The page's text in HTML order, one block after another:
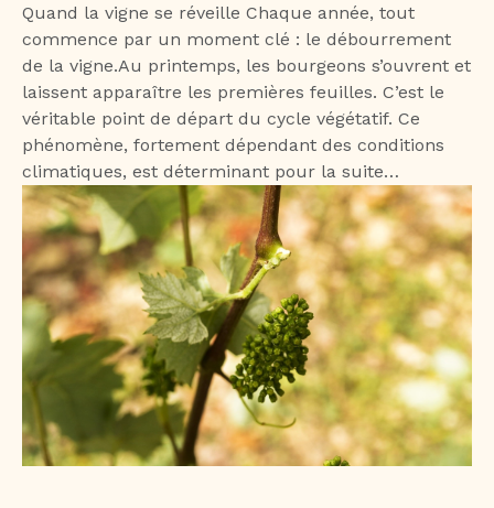
Quand la vigne se réveille Chaque année, tout
commence par un moment clé : le débourrement
de la vigne.Au printemps, les bourgeons s’ouvrent et
laissent apparaître les premières feuilles. C’est le
véritable point de départ du cycle végétatif. Ce
phénomène, fortement dépendant des conditions
climatiques, est déterminant pour la suite…